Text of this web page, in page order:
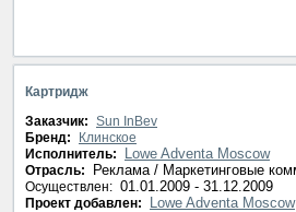
Картридж
Заказчик: Sun InBev
Бренд:
Клинское
Исполнитель:
Lowe Adventa Moscow
Отрасль: Реклама / Маркетинговые
Осуществлен: 01.01.2009 - 31.12.2009
Проект добавлен: Lowe Adventa Moscow